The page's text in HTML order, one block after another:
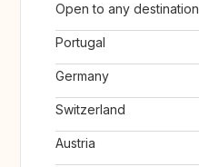
Open to any destination
Portugal
Germany
Switzerland
Austria